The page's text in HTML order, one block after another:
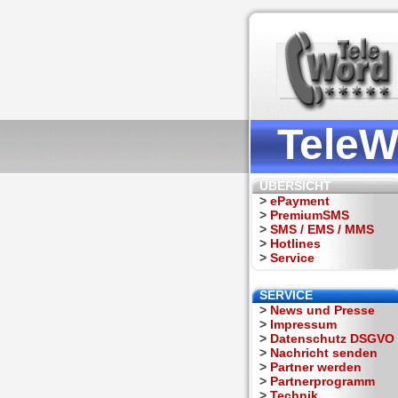
ÜBERSICHT
> ePayment
> PremiumSMS
> SMS / EMS / MMS
> Hotlines
> Service
SERVICE
> News und Presse
> Impressum
> Datenschutz DSGVO
> Nachricht senden
> Partner werden
> Partnerprogramm